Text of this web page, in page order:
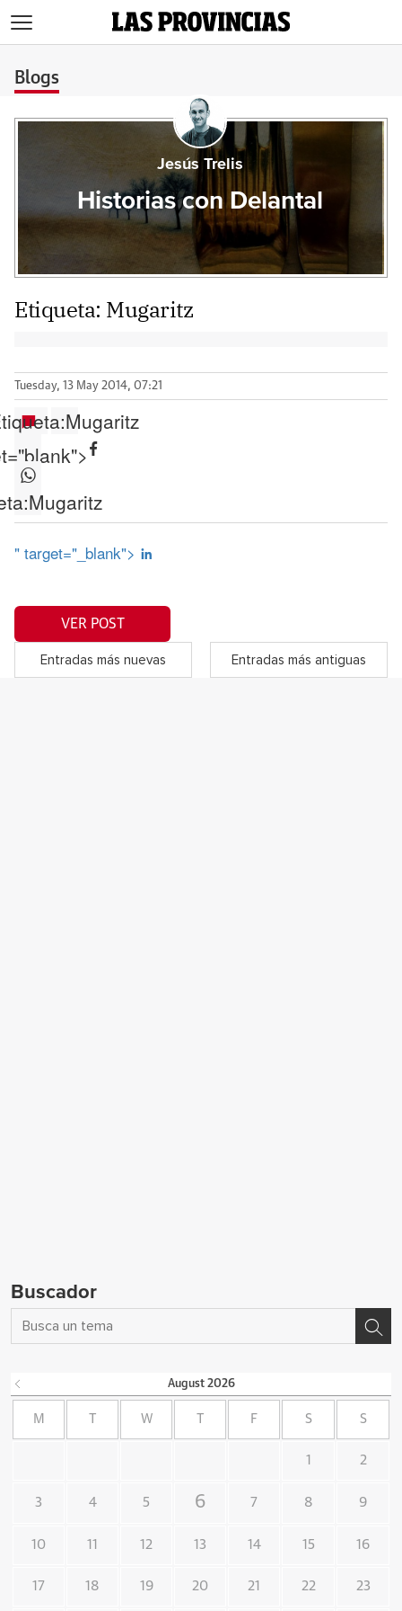
Blogs
Jesús Trelis
Historias con Delantal
Etiqueta: Mugaritz
Tuesday, 13 May 2014, 07:21
Mugaritz
Mugaritz
" target="_blank">
VER POST
Entradas más nuevas Entradas más antiguas
Buscador
August 2026
M W F S S
1 2
3 4 5 6 7 8 9
10 11 12 13 14 15 16
17 18 19 20 21 22 23